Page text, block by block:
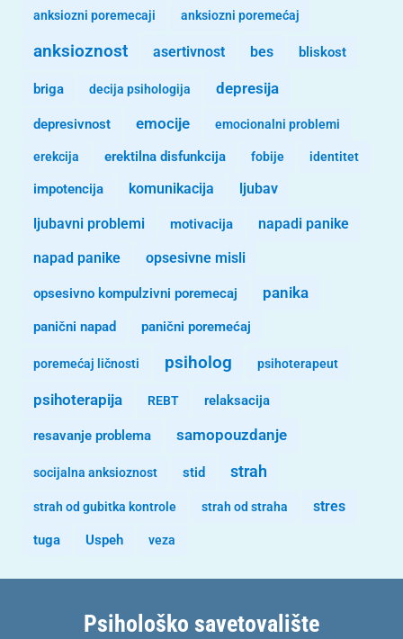
anksiozni poremecaji anksiozni poremećaj
anksioznost asertivnost bes bliskost
briga decija psihologija depresija
depresivnost emocije emocionalni problemi
erekcija erektilna disfunkcija fobije identitet
impotencija komunikacija ljubav
ljubavni problemi motivacija napadi panike
napad panike opsesivne misli
opsesivno kompulzivni poremecaj panika
panični napad panični poremećaj
poremećaj ličnosti psiholog psihoterapeut
psihoterapija REBT relaksacija
resavanje problema samopouzdanje
socijalna anksioznost stid strah
strah od gubitka kontrole strah od straha stres
tuga Uspeh veza
Psihološko savetovalište